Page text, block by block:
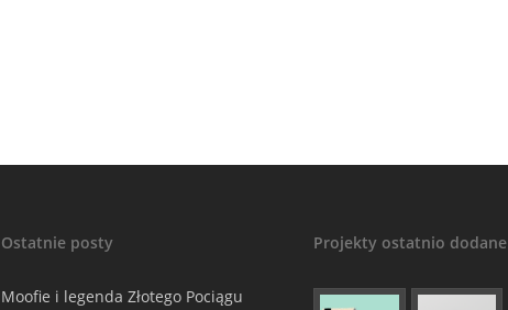
Ostatnie posty
Moofie i legenda Złotego Pociągu
Projekty ostatnio dodane